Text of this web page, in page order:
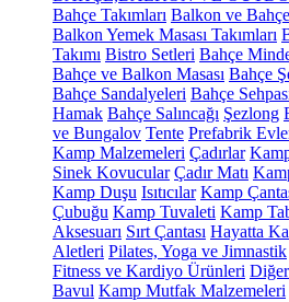
Bahçe Takımları Balkon ve
Balkon Yemek Masası Takımları
Takımı Bistro Setleri Bahçe
Bahçe ve Balkon Masası Bahçe
Bahçe Sandalyeleri Bahçe
Hamak Bahçe Salıncağı Şezlong
ve Bungalov Tente Prefabrik
Kamp Malzemeleri Çadırlar
Sinek Kovucular Çadır Matı
Kamp Duşu Isıtıcılar Kamp
Çubuğu Kamp Tuvaleti Kamp
Aksesuarı Sırt Çantası Hayatta
Aletleri Pilates, Yoga ve Jimnastik
Fitness ve Kardiyo Ürünleri
Bavul Kamp Mutfak Malzemeleri